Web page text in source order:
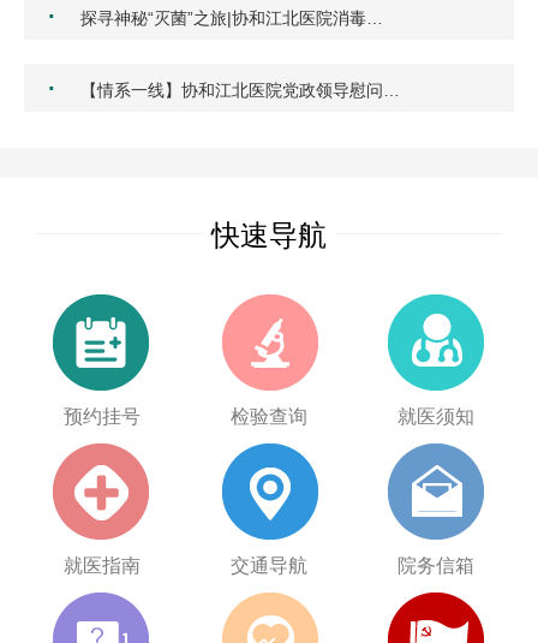
· 探寻神秘“灭菌”之旅|协和江北医院消毒…
· 【情系一线】协和江北医院党政领导慰问…
快速导航
预约挂号 检验查询 就医须知
就医指南 交通导航 院务信箱